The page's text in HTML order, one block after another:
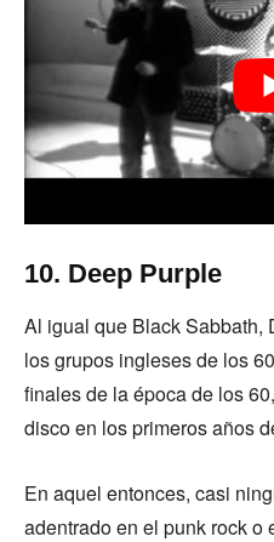
10. Deep Purple
Al igual que Black Sabbath,
los grupos ingleses de los
finales de la época de los
disco en los primeros años
En aquel entonces, casi
adentrado en el punk rock o